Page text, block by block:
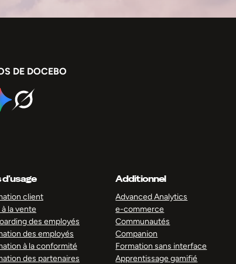
DE DOCEBO
d’usage
client
la vente
des employés
des employés
à la conformité
des partenaires
Additionnel
Advanced Analytics
e-commerce
Communautés
Companion
Formation sans interface
Apprentissage gamifié